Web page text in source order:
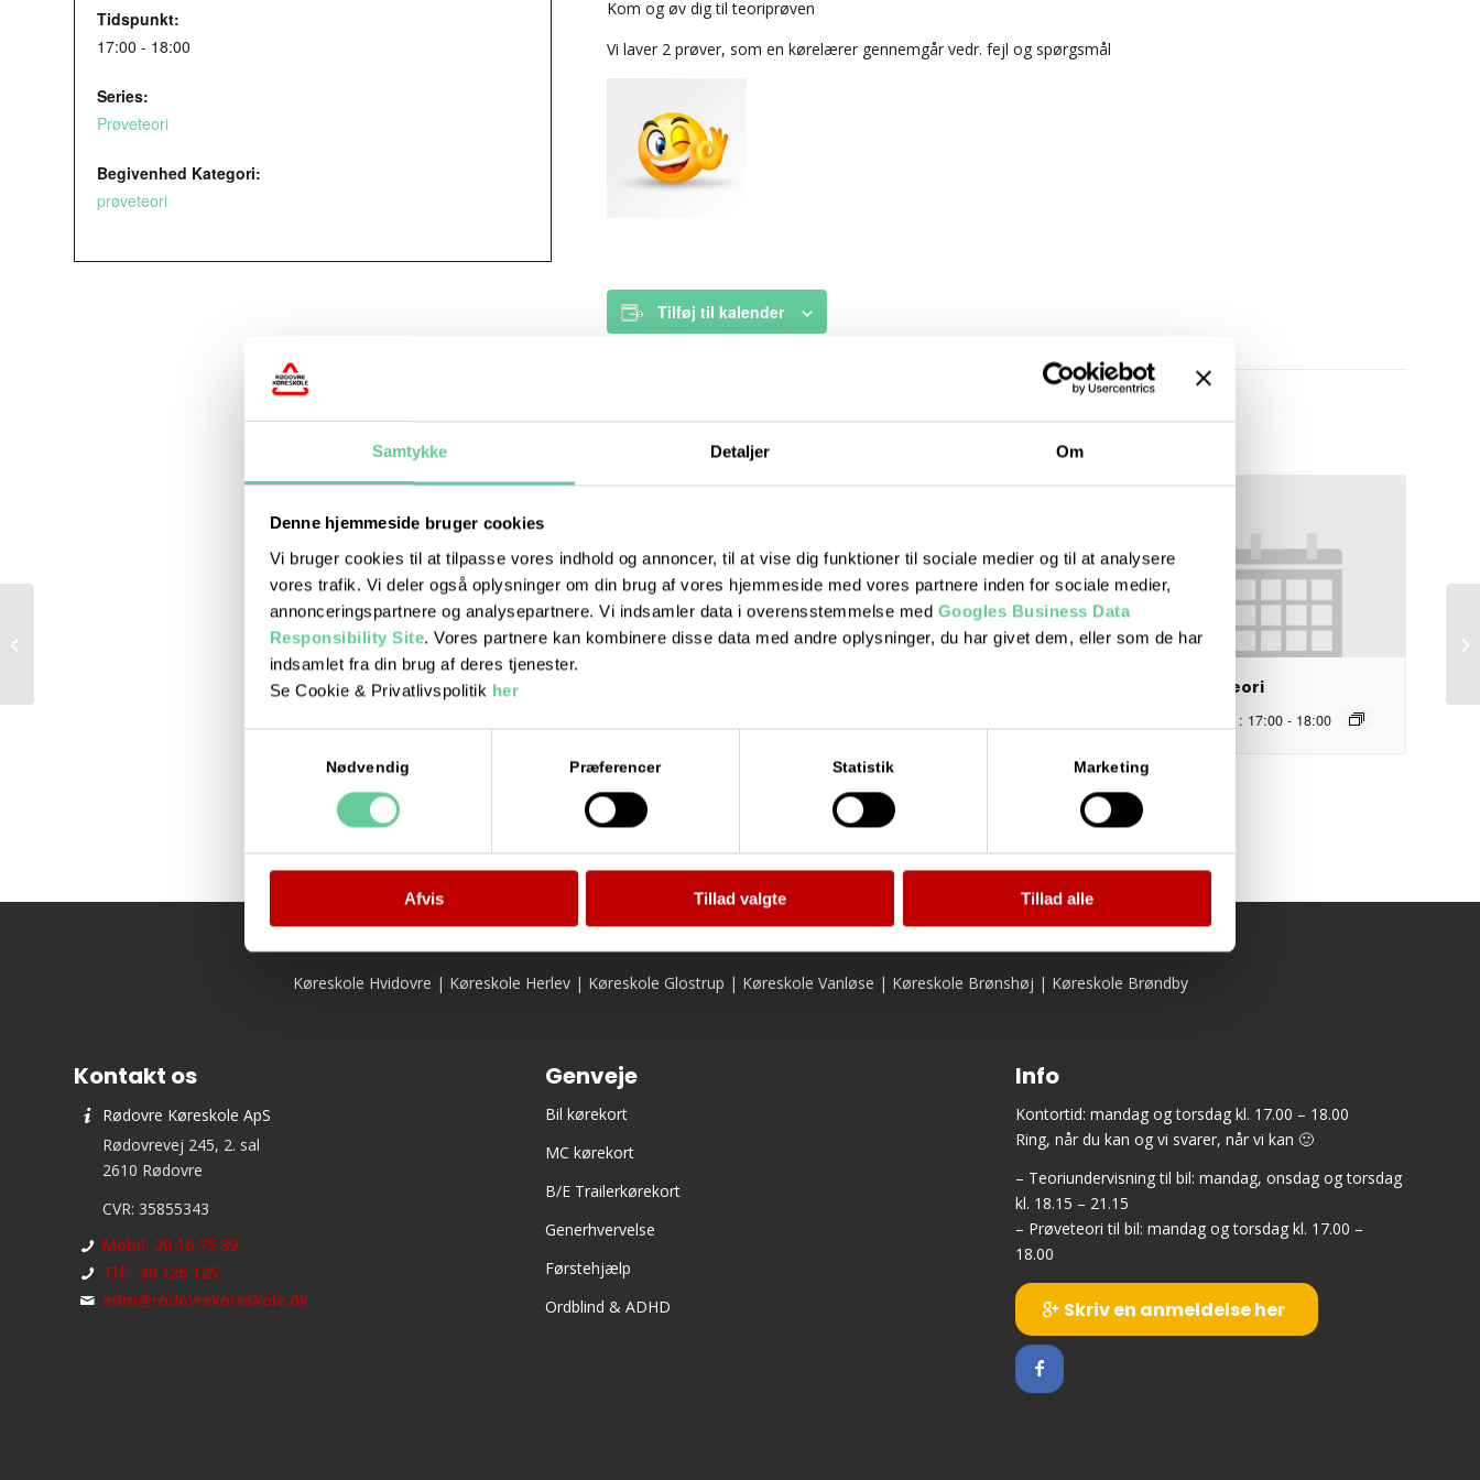
Samtykke Detaljer Om
Denne hjemmeside bruger cookies
Vi bruger cookies til at tilpasse vores indhold og annoncer, til at vise dig funktioner til sociale medier og til at analysere
vores trafik. Vi deler også oplysninger om din brug af vores hjemmeside med vores partnere inden for sociale medier,
annonceringspartnere og analysepartnere. Vi indsamler data i overensstemmelse med Googles Business Data
Responsibility Site. Vores partnere kan kombinere disse data med andre oplysninger, du har givet dem, eller som de har
indsamlet fra din brug af deres tjenester.
Se Cookie & Privatlivspolitik her
Nødvendig Præferencer Statistik Marketing
Afvis Tillad valgte Tillad alle
Kom og øv dig til teoriprøven
Vi laver 2 prøver, som en kørelærer gennemgår vedr. fejl og spørgsmål
Tilføj til kalender
Related Begivenheder
Prøveteori
august 17 : 17:00 - 18:00
Tidspunkt:
17:00 - 18:00
Series:
Prøveteori
Begivenhed Kategori:
prøveteori
Køreskole Hvidovre | Køreskole Herlev| Køreskole Glostrup | Køreskole Vanløse | Køreskole Brønshøj | Køreskole Brøndby
Kontakt os
Rødovre Køreskole ApS
Rødovrevej 245, 2. sal
2610 Rødovre
CVR: 35855343
Mobil: 20 16 75 39
Tlf.: 36 126 125
adm@rodovrekoreskole.dk
Genveje
Bil kørekort
MC kørekort
B/E Trailerkørekort
Generhvervelse
Førstehjælp
Ordblind & ADHD
Info
Kontortid: mandag og torsdag kl. 17.00 – 18.00
Ring, når du kan og vi svarer, når vi kan 🙂
– Teoriundervisning til bil: mandag, onsdag og torsdag
kl. 18.15 – 21.15
– Prøveteori til bil: mandag og torsdag kl. 17.00 –
18.00
Skriv en anmeldelse her